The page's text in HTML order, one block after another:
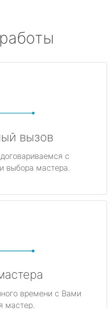
вызов
с
выбора мастера.
времени с Вами
мастер.